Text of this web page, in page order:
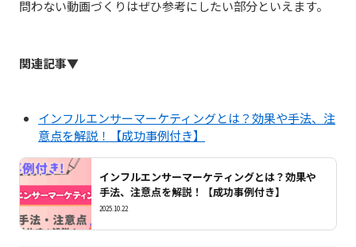
問わない動画づくりはぜひ参考にしたい部分といえます。
関連記事▼
インフルエンサーマーケティングとは？効果や手法、注
意点を解説！【成功事例付き】
インフルエンサーマーケティングとは？効果や
手法、注意点を解説！【成功事例付き】
2025.10.22